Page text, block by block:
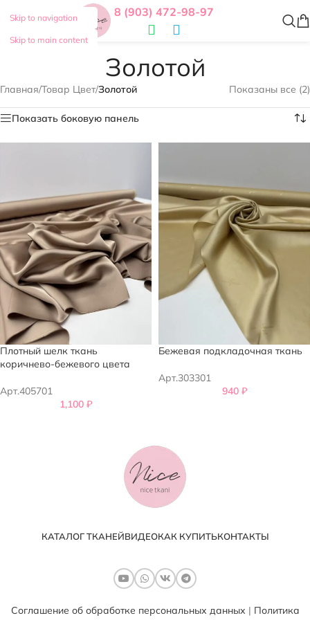
Skip to navigation
Skip to main content
8 (903) 472-98-97
Золотой
Главная/Товар Цвет/Золотой Показаны все (2)
Показать боковую панель
Плотный шелк ткань
коричнево-бежевого цвета
Арт.405701
1,100 ₽
Бежевая подкладочная ткань
Арт.303301
940 ₽
КАТАЛОГ ТКАНЕЙВИДЕОКАК КУПИТЬКОНТАКТЫ
Соглашение об обработке персональных данных | Политика